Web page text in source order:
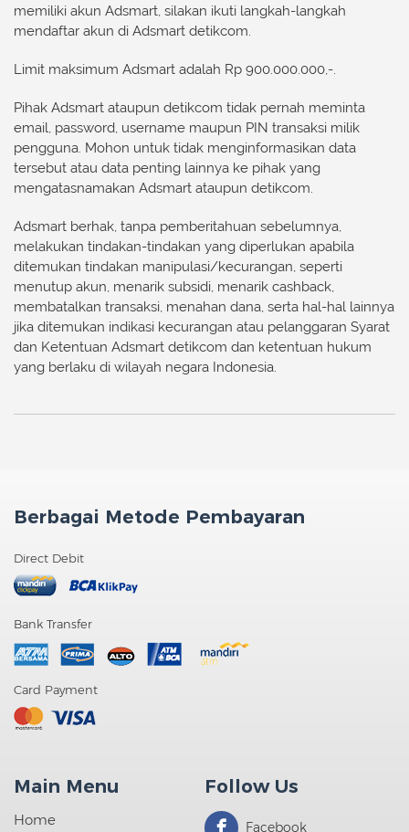
memiliki akun Adsmart, silakan ikuti langkah-langkah
mendaftar akun di Adsmart detikcom.
Limit maksimum Adsmart adalah Rp 900.000.000,-.
Pihak Adsmart ataupun detikcom tidak pernah meminta ​
email, password, username​ maupun PIN transaksi milik
pengguna. Mohon untuk tidak menginformasikan data
tersebut ​atau data penting lainnya ​ke pihak ​yang
mengatasnamakan Adsmart ataupun detikcom.
Adsmart berhak, tanpa pemberitahuan sebelumnya,
melakukan tindakan-tindakan yang diperlukan apabila
ditemukan tindakan manipulasi/kecurangan, seperti
menutup akun, menarik subsidi, menarik cashback,
membatalkan transaksi, menahan dana, serta hal-hal lainnya
jika ditemukan indikasi kecurangan atau pelanggaran ​Syarat
dan Ketentuan Adsmart detikcom dan ​ketentuan hukum ​
yang ​berlaku​ di wilayah negara Indonesia​​.
Berbagai Metode Pembayaran
Direct Debit
Bank Transfer
Card Payment
Main Menu
Home
Follow Us
Facebook